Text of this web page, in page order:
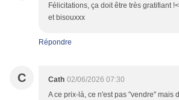
Félicitations, ça doit être très gratifiant
et bisouxxx
Répondre
C Cath 02/06/2026 07:30
A ce prix-là, ce n'est pas "vendre" mais